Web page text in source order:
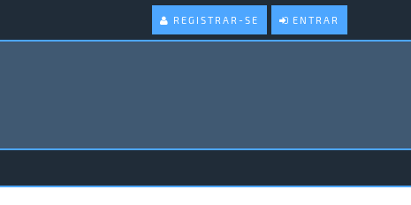
ENTRAR
REGISTRAR-SE